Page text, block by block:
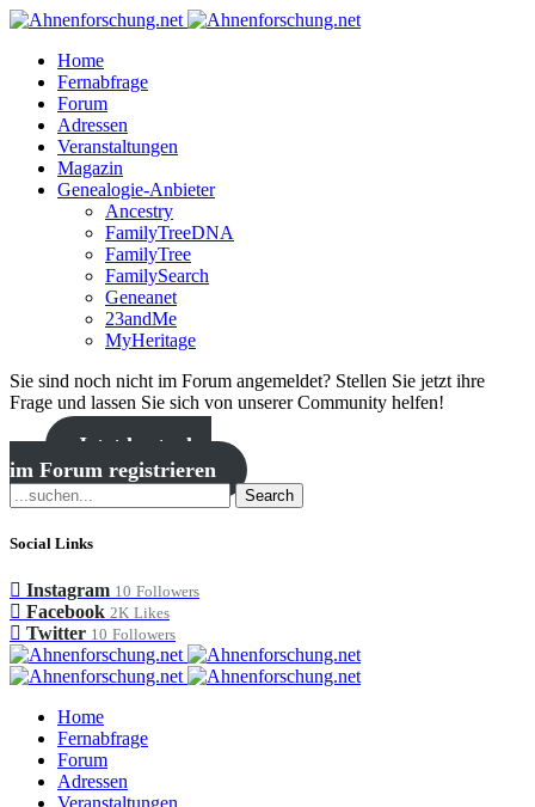
Home
Fernabfrage
Forum
Adressen
Veranstaltungen
Magazin
Genealogie-Anbieter
Ancestry
FamilyTreeDNA
FamilyTree
FamilySearch
Geneanet
23andMe
MyHeritage
Sie sind noch nicht im Forum angemeldet? Stellen Sie jetzt ihre
Frage und lassen Sie sich von unserer Community helfen!
Jetzt kostenlos
im Forum registrieren
Search
Social Links
Instagram 10 Followers
Facebook 2K Likes
Twitter 10 Followers
Home
Fernabfrage
Forum
Adressen